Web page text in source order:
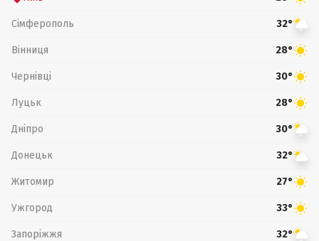
Сімферополь 32°
Вінниця 28°
Чернівці 30°
Луцьк 28°
Дніпро 30°
Донецьк 32°
Житомир 27°
Ужгород 33°
Запоріжжя 32°